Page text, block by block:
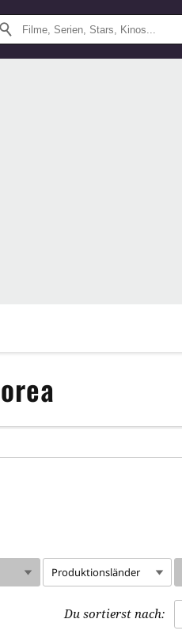
Produktionsländer
Du sortierst nach: